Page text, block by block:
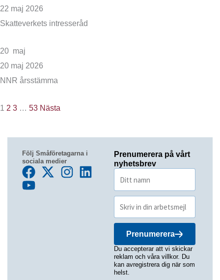
22 maj 2026
Skatteverkets intresseråd
20 maj
20 maj 2026
NNR årsstämma
1 2 3 … 53 Nästa
Följ Småföretagarna i
sociala medier
Prenumerera på vårt
nyhetsbrev
Prenumerera
Du accepterar att vi skickar
reklam och våra villkor. Du
kan avregistrera dig när som
helst.